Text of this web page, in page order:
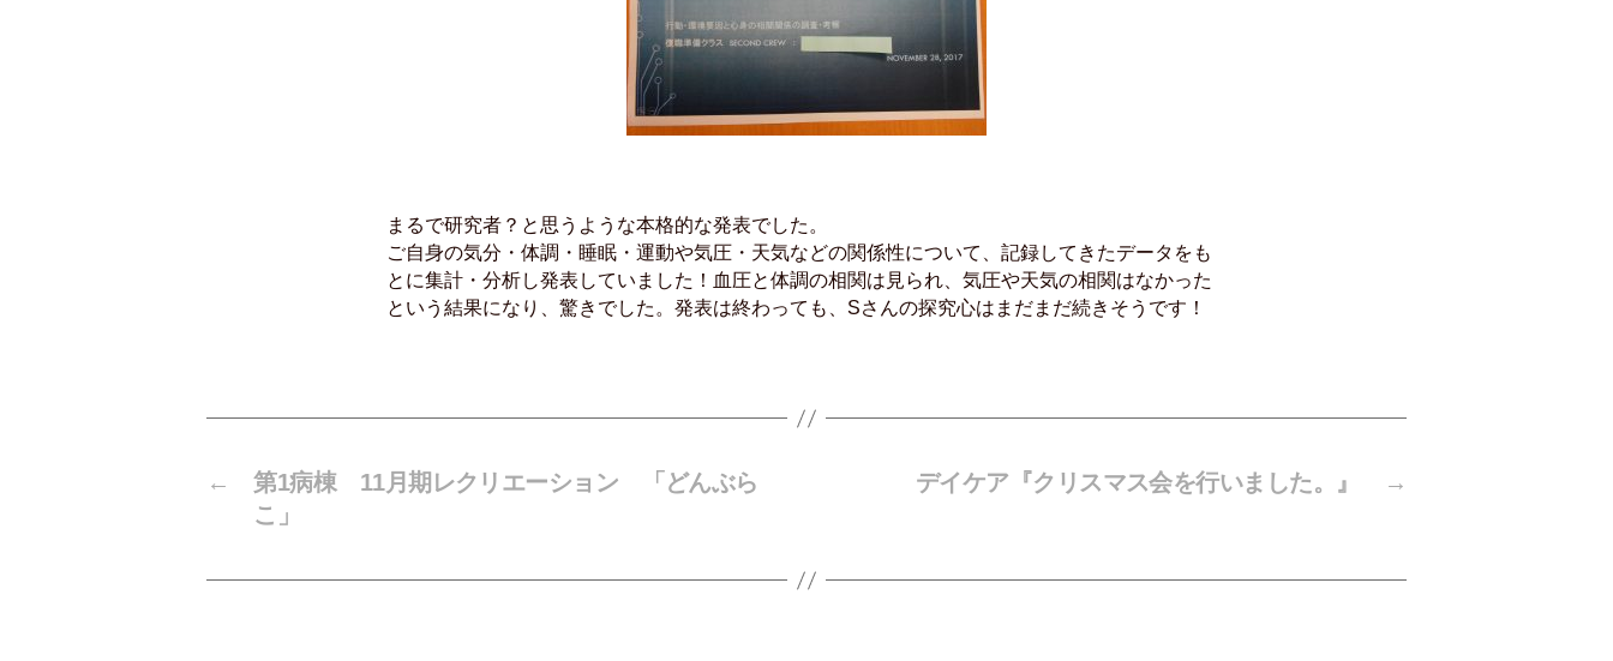
まるで研究者？と思うような本格的な発表でした。
ご自身の気分・体調・睡眠・運動や気圧・天気などの関係性について、記録してきたデータをも
とに集計・分析し発表していました！血圧と体調の相関は見られ、気圧や天気の相関はなかった
という結果になり、驚きでした。発表は終わっても、Sさんの探究心はまだまだ続きそうです！
←
第1病棟 11月期レクリエーション 「どんぶら
こ」
→
デイケア『クリスマス会を行いました。』